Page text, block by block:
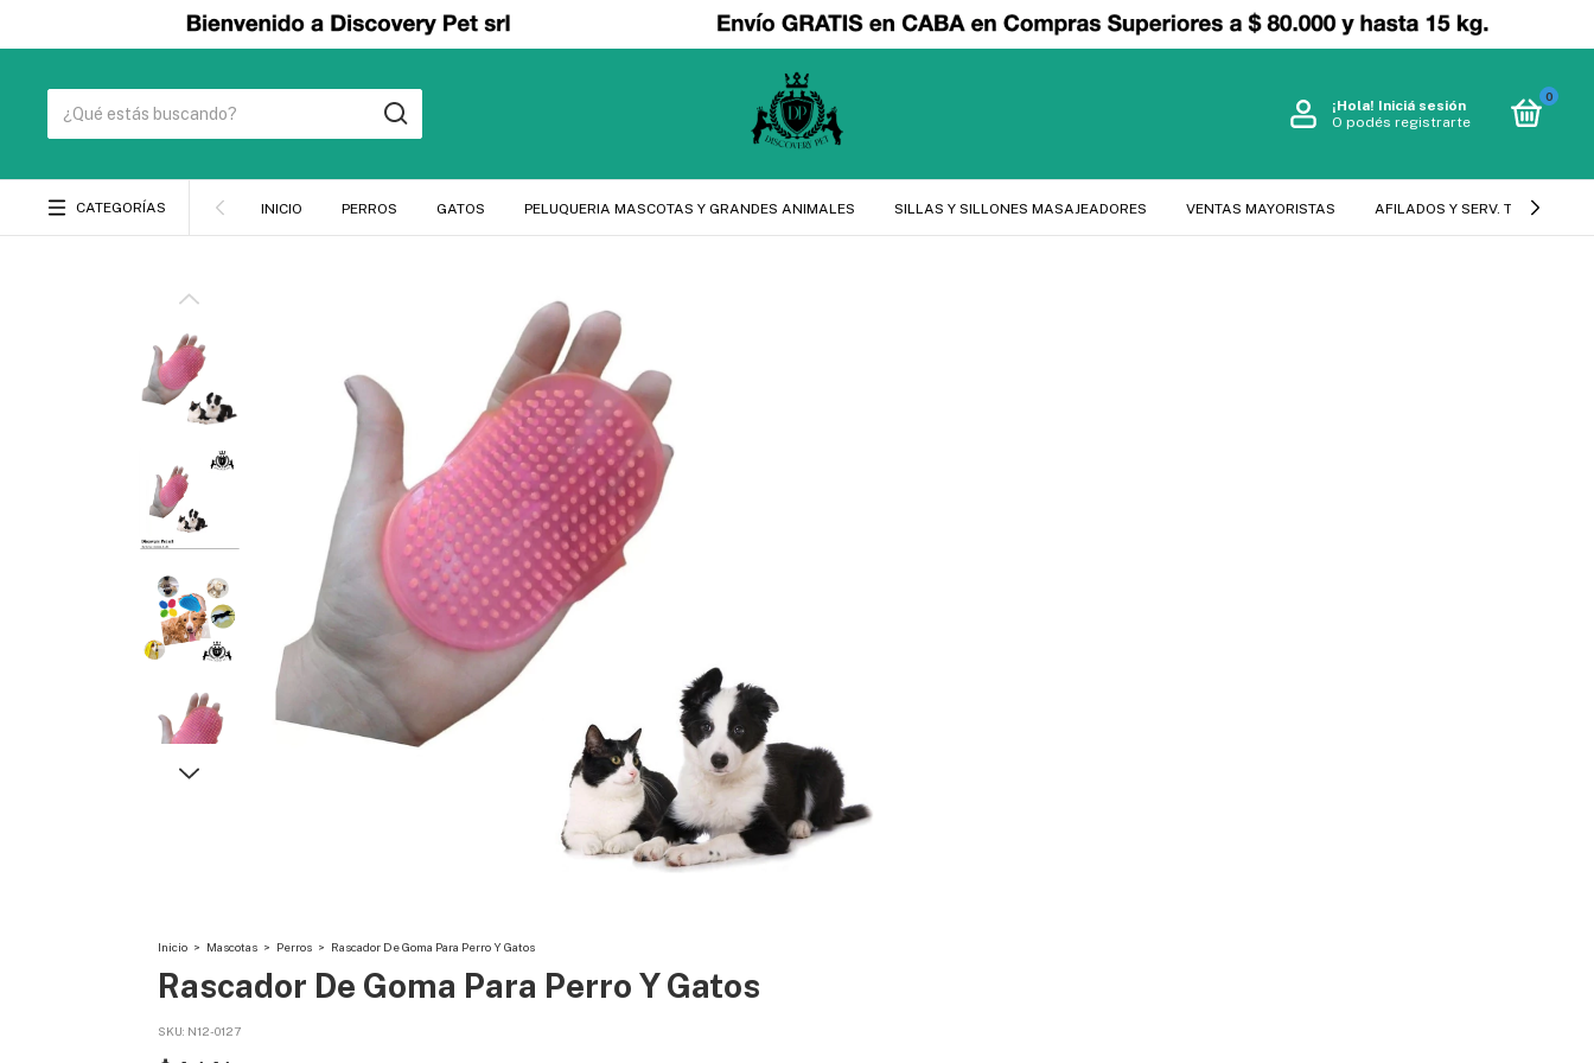
¡Hola! Iniciá sesión
O podés registrarte
0
CATEGORÍAS INICIO PERROS GATOS PELUQUERIA MASCOTAS Y GRANDES ANIMALES SILLAS Y SILLONES MASAJEADORES VENTAS MAYORISTAS AFILADOS Y SERV. TECNICO
Inicio > Mascotas > Perros > Rascador De Goma Para Perro Y Gatos
Rascador De Goma Para Perro Y Gatos
SKU: N12-0127